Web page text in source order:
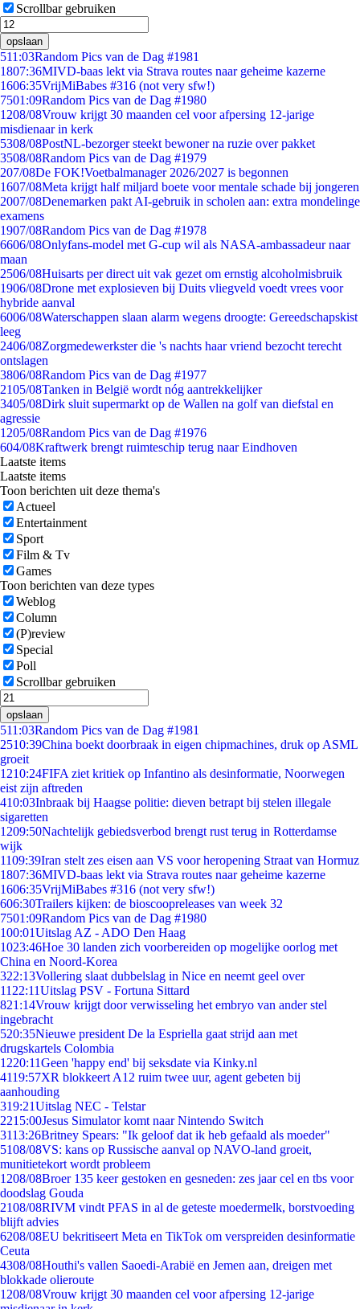
Scrollbar gebruiken
opslaan
511:03Random Pics van de Dag #1981
1807:36MIVD-baas lekt via Strava routes naar geheime kazerne
1606:35VrijMiBabes #316 (not very sfw!)
7501:09Random Pics van de Dag #1980
1208/08Vrouw krijgt 30 maanden cel voor afpersing 12-jarige
misdienaar in kerk
5308/08PostNL-bezorger steekt bewoner na ruzie over pakket
3508/08Random Pics van de Dag #1979
207/08De FOK!Voetbalmanager 2026/2027 is begonnen
1607/08Meta krijgt half miljard boete voor mentale schade bij jongeren
2007/08Denemarken pakt AI-gebruik in scholen aan: extra mondelinge
examens
1907/08Random Pics van de Dag #1978
6606/08Onlyfans-model met G-cup wil als NASA-ambassadeur naar
maan
2506/08Huisarts per direct uit vak gezet om ernstig alcoholmisbruik
1906/08Drone met explosieven bij Duits vliegveld voedt vrees voor
hybride aanval
6006/08Waterschappen slaan alarm wegens droogte: Gereedschapskist
leeg
2406/08Zorgmedewerkster die 's nachts haar vriend bezocht terecht
ontslagen
3806/08Random Pics van de Dag #1977
2105/08Tanken in België wordt nóg aantrekkelijker
3405/08Dirk sluit supermarkt op de Wallen na golf van diefstal en
agressie
1205/08Random Pics van de Dag #1976
604/08Kraftwerk brengt ruimteschip terug naar Eindhoven
Laatste items
Laatste items
Toon berichten uit deze thema's
Actueel
Entertainment
Sport
Film & Tv
Games
Toon berichten van deze types
Weblog
Column
(P)review
Special
Poll
Scrollbar gebruiken
opslaan
511:03Random Pics van de Dag #1981
2510:39China boekt doorbraak in eigen chipmachines, druk op ASML
groeit
1210:24FIFA ziet kritiek op Infantino als desinformatie, Noorwegen
eist zijn aftreden
410:03Inbraak bij Haagse politie: dieven betrapt bij stelen illegale
sigaretten
1209:50Nachtelijk gebiedsverbod brengt rust terug in Rotterdamse
wijk
1109:39Iran stelt zes eisen aan VS voor heropening Straat van Hormuz
1807:36MIVD-baas lekt via Strava routes naar geheime kazerne
1606:35VrijMiBabes #316 (not very sfw!)
606:30Trailers kijken: de bioscoopreleases van week 32
7501:09Random Pics van de Dag #1980
100:01Uitslag AZ - ADO Den Haag
1023:46Hoe 30 landen zich voorbereiden op mogelijke oorlog met
China en Noord-Korea
322:13Vollering slaat dubbelslag in Nice en neemt geel over
11 22:11Uitslag PSV - Fortuna Sittard
821:14Vrouw krijgt door verwisseling het embryo van ander stel
ingebracht
520:35Nieuwe president De la Espriella gaat strijd aan met
drugskartels Colombia
1220:11Geen 'happy end' bij seksdate via Kinky.nl
4119:57XR blokkeert A12 ruim twee uur, agent gebeten bij
aanhouding
319:21Uitslag NEC - Telstar
2215:00Jesus Simulator komt naar Nintendo Switch
3113:26Britney Spears: "Ik geloof dat ik heb gefaald als moeder"
5108/08VS: kans op Russische aanval op NAVO-land groeit,
munitietekort wordt probleem
1208/08Broer 135 keer gestoken en gesneden: zes jaar cel en tbs voor
doodslag Gouda
2108/08RIVM vindt PFAS in al de geteste moedermelk, borstvoeding
blijft advies
6208/08EU bekritiseert Meta en TikTok om verspreiden desinformatie
Ceuta
4308/08Houthi's vallen Saoedi-Arabië en Jemen aan, dreigen met
blokkade olieroute
1208/08Vrouw krijgt 30 maanden cel voor afpersing 12-jarige